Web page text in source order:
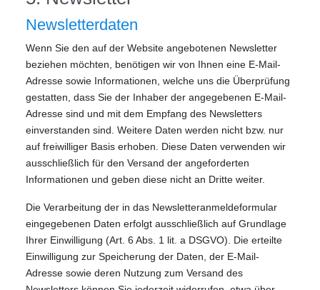
Newsletter­daten
Wenn Sie den auf der Website angebotenen Newsletter
beziehen möchten, benötigen wir von Ihnen eine E-Mail-
Adresse sowie Informationen, welche uns die Überprüfung
gestatten, dass Sie der Inhaber der angegebenen E-Mail-
Adresse sind und mit dem Empfang des Newsletters
einverstanden sind. Weitere Daten werden nicht bzw. nur
auf freiwilliger Basis erhoben. Diese Daten verwenden wir
ausschließlich für den Versand der angeforderten
Informationen und geben diese nicht an Dritte weiter.
Die Verarbeitung der in das Newsletteranmeldeformular
eingegebenen Daten erfolgt ausschließlich auf Grundlage
Ihrer Einwilligung (Art. 6 Abs. 1 lit. a DSGVO). Die erteilte
Einwilligung zur Speicherung der Daten, der E-Mail-
Adresse sowie deren Nutzung zum Versand des